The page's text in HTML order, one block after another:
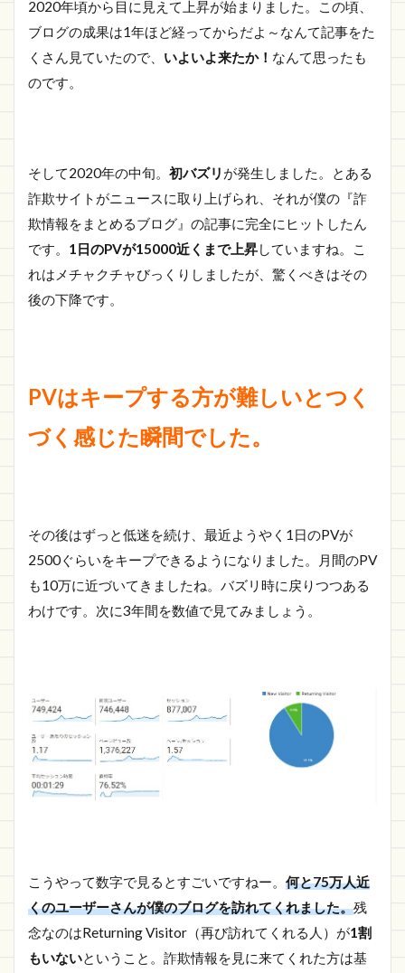
2020年頃から目に見えて上昇が始まりました。この頃、
ブログの成果は1年ほど経ってからだよ～なんて記事をた
くさん見ていたので、 いよいよ来たか！ なんて思ったも
のです。
そして2020年の中旬。 初バズリ が発生しました。とある
詐欺サイトがニュースに取り上げられ、それが僕の『詐
欺情報をまとめるブログ』の記事に完全にヒットしたん
です。 1日のPVが15000近くまで上昇していますね。こ
れはメチャクチャびっくりしましたが、驚くべきはその
後の下降です。
PVはキープする方が難しいとつく
づく感じた瞬間でした。
その後はずっと低迷を続け、最近ようやく1日のPVが
2500ぐらいをキープできるようになりました。月間のPV
も10万に近づいてきましたね。バズリ時に戻りつつある
わけです。次に3年間を数値で見てみましょう。
こうやって数字で見るとすごいですねー。 何と75万人近
くのユーザーさんが僕のブログを訪れてくれました。残
念なのはReturning Visitor（再び訪れてくれる人）が1割
もいないということ。詐欺情報を見に来てくれた方は基